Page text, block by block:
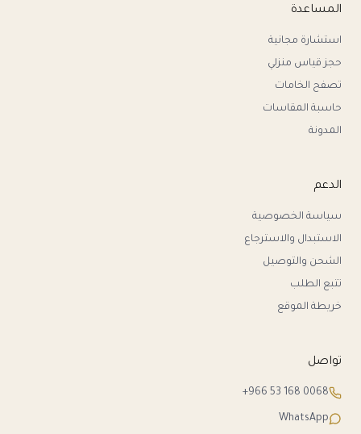
المساعدة
استشارة مجانية
حجز قياس منزلي
تصفح الخامات
حاسبة المقاسات
المدونة
الدعم
سياسة الخصوصية
الاستبدال والاسترجاع
الشحن والتوصيل
تتبع الطلب
خريطة الموقع
تواصل
+966 53 168 0068
WhatsApp